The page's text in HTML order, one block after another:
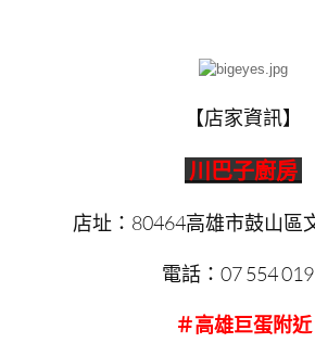
【店家資訊】
川巴子廚房
店址：80464高雄市鼓山區
電話：07 554
＃高雄巨蛋附近